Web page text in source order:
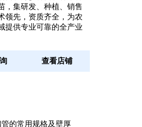
，集研发、种植、销售
领先，资质齐全，为农
提供专业可靠的全产业
查看店铺
的常用规格及壁厚